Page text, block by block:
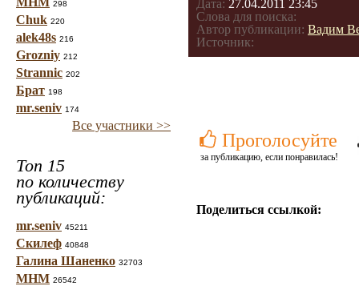
298
Chuk 220
alek48s 216
Grozniy 212
Strannic 202
Брат 198
mr.seniv 174
Все участники >>
Топ 15
по количеству
публикаций:
mr.seniv 45211
Скилеф 40848
Галина Шаненко 32703
МНМ 26542
Дата: 27.04.2011 23:45
Слова для поиска:
Автор публикации: Вадим
Источник:
Проголосуйте
за публикацию, если понравилась!
Поделиться ссылкой: